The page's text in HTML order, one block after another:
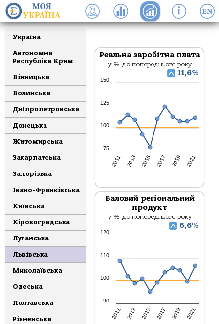
Україна
Автономна
Республіка Крим
Вінницька
Волинська
Дніпропетровська
Донецька
Житомирська
Закарпатська
Запорізька
Івано-Франківська
Київська
Кіровоградська
Луганська
Львівська
Миколаївська
Одеська
Полтавська
Рівненська
Реальна заробітна плата
у % до попереднього року
11,6%
2011 2013 2015 2017 2019 2021
75
100
125
150
Валовий регіональний
продукт
у % до попереднього року
6,6%
2011 2013 2015 2017 2019 2021
90
100
110
120